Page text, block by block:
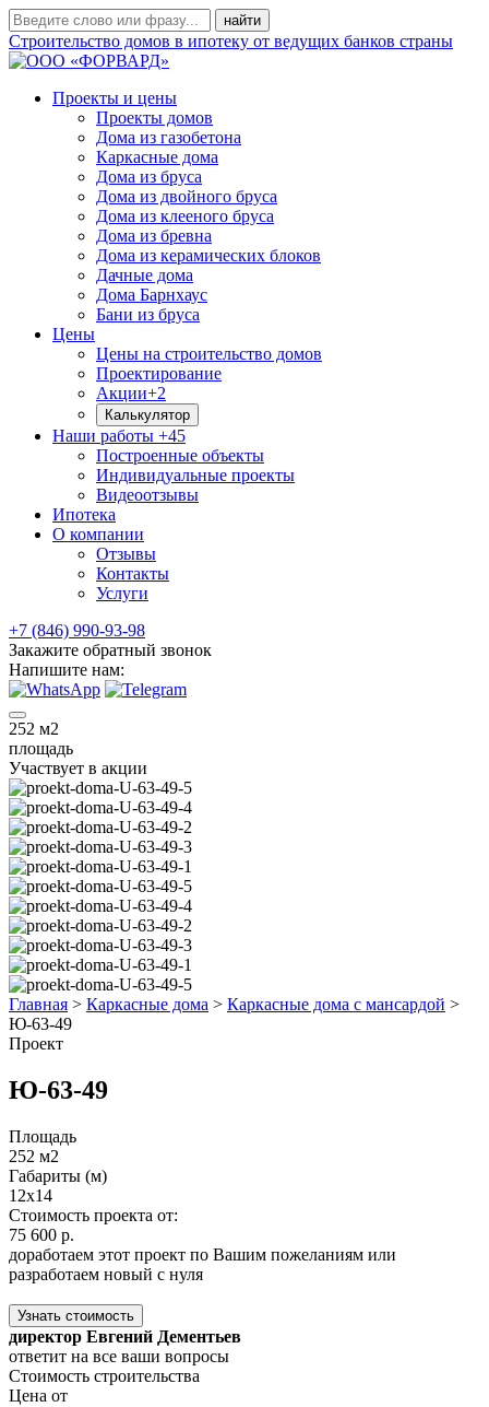
Строительство домов в ипотеку от ведущих банков страны
Проекты и цены
Проекты домов
Дома из газобетона
Каркасные дома
Дома из бруса
Дома из двойного бруса
Дома из клееного бруса
Дома из бревна
Дома из керамических блоков
Дачные дома
Дома Барнхаус
Бани из бруса
Цены
Цены на строительство домов
Проектирование
Акции+2
Калькулятор
Наши работы +45
Построенные объекты
Индивидуальные проекты
Видеоотзывы
Ипотека
О компании
Отзывы
Контакты
Услуги
+7 (846) 990-93-98
Закажите обратный звонок
Напишите нам:
252 м2
площадь
Участвует в акции
Главная > Каркасные дома > Каркасные дома с мансардой >
Ю-63-49
Проект
Ю-63-49
Площадь
252 м2
Габариты (м)
12х14
Стоимость проекта от:
75 600 р.
доработаем этот проект по Вашим пожеланиям или
разработаем новый с нуля
Узнать стоимость
директор Евгений Дементьев
ответит на все ваши вопросы
Стоимость строительства
Цена от